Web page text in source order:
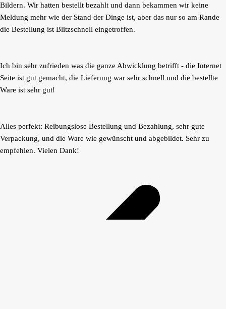
Bildern. Wir hatten bestellt bezahlt und dann bekammen wir keine
Meldung mehr wie der Stand der Dinge ist, aber das nur so am Rande
die Bestellung ist Blitzschnell eingetroffen.
Ich bin sehr zufrieden was die ganze Abwicklung betrifft - die Internet
Seite ist gut gemacht, die Lieferung war sehr schnell und die bestellte
Ware ist sehr gut!
Alles perfekt: Reibungslose Bestellung und Bezahlung, sehr gute
Verpackung, und die Ware wie gewünscht und abgebildet. Sehr zu
empfehlen. Vielen Dank!